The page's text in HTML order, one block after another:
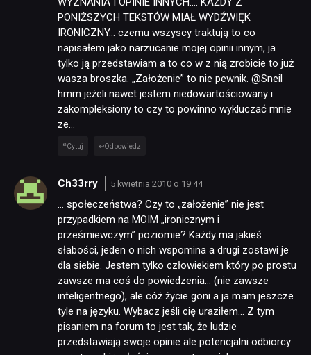
TECHNOLOGIE
DYSKUSJE
SKLEP
PONIŻSZYCH TEKSTÓW MIAŁ WYDŹWIĘK
IRONICZNY… czemu wszyscy traktują to co
napisałem jako narzucanie mojej opinii innym, ja
tylko ją przedstawiam a to co w z nią zrobicie to już
wasza broszka. „Założenie” to nie pewnik. @Sneil
hmm jeżeli nawet jestem niedowartościowany i
zakompleksiony to czy to powinno wykluczać mnie
ze…
Cytuj Odpowiedz
Ch33rry 5 kwietnia 2010 o 19:44
… społeczeństwa? Czy to „założenie” nie jest
przypadkiem na MOIM „ironicznym i
prześmiewczym” poziomie? Każdy ma jakieś
słabości, jeden o nich wspomina a drugi zostawi je
dla siebie. Jestem tylko człowiekiem który po prostu
zawsze ma coś do powiedzenia… (nie zawsze
inteligentnego), ale cóż życie goni a ja mam jeszcze
tyle na języku. Wybacz jeśli cię uraziłem… Z tym
pisaniem na forum to jest tak, że ludzie
przedstawiają swoje opinie ale potencjalni odbiorcy